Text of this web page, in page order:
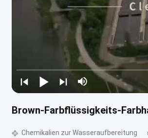
Brown-Farbflüssigkeits-
Chemikalien zur Wasseraufbereitung